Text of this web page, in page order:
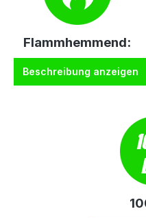
Flammhemmend:
Beschreibung anzeigen